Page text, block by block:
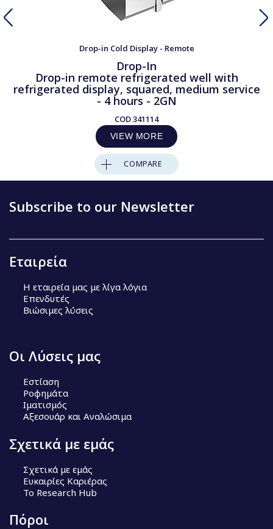
Drop-in Cold Display - Remote
Drop-In
Drop-in remote refrigerated well with
refrigerated display, squared, medium service
- 4 hours - 2GN
COD341114
VIEW MORE
COMPARE
Subscribe to our Newsletter
Εταιρεία
Η εταιρεία μας με λίγα λόγια
Επενδυτές
Βιώσιμες λύσεις
Οι Λύσεις μας
Εστίαση
Ροφημάτα
Ιματισμός
Αξεσουάρ και Αναλώσιμα
Σχετικά με εμάς
Σχετικά με εμάς
Ευκαιρίες Καριέρας
Το Research Hub
Πόροι